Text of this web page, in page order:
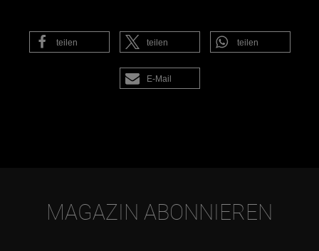
teilen teilen teilen
E-Mail
MAGAZIN ABONNIEREN